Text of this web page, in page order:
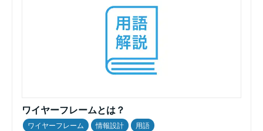
ワイヤーフレームとは？
ワイヤーフレーム 情報設計
用語